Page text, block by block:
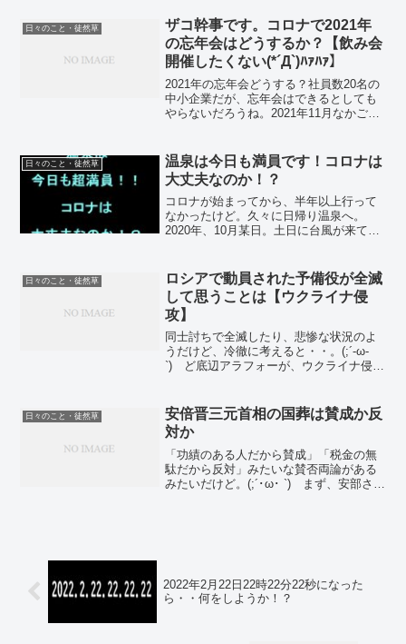
選デザイナーズ(;´Д｀) 年末年始の風物
詩、年...
日々のこと・徒然草
ザコ幹事です。コロナで2021年
の忘年会はどうするか？【飲み会
開催したくない(*´Д`)ﾊｧﾊｧ】
2021年の忘年会どうする？社員数20名の
中小企業だが、忘年会はできるとしても
やらないだろうね。2021年11月なかご
な。(;´Д｀) 気が早いと思われるけど...
日々のこと・徒然草
温泉は今日も満員です！コロナは
大丈夫なのか！？
コロナが始まってから、半年以上行って
なかったけど。久々に日帰り温泉へ。
2020年、10月某日。土日に台風が来て
に行くことにした。(;´Д｀) それしか、
することがなかっ...
日々のこと・徒然草
ロシアで動員された予備役が全滅
して思うことは【ウクライナ侵
攻】
同士討ちで全滅したり、悲惨な状況のよ
うだけど、冷徹に考えると・・。(;´-ω-
`) ど底辺アラフォーが、ウクライナ侵攻
ロシアが予備役を投入している状況です
な。(...
日々のこと・徒然草
安倍晋三元首相の国葬は賛成か反
対か
「功績のある人だから賛成」「税金の無
駄だから反対」みたいな賛否両論がある
みたいだけど。(;´･ω･ `) まず、安部さん
2022年2月22日22時22分22秒になった
ら・・何をしようか！？